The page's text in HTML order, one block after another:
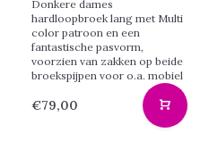
Donkere dames
hardloopbroek lang met Multi
color patroon en een
fantastische pasvorm,
voorzien van zakken op beide
broekspijpen voor o.a. mobiel
€79,00